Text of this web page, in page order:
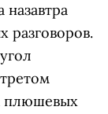
разговоров.
плюшевых